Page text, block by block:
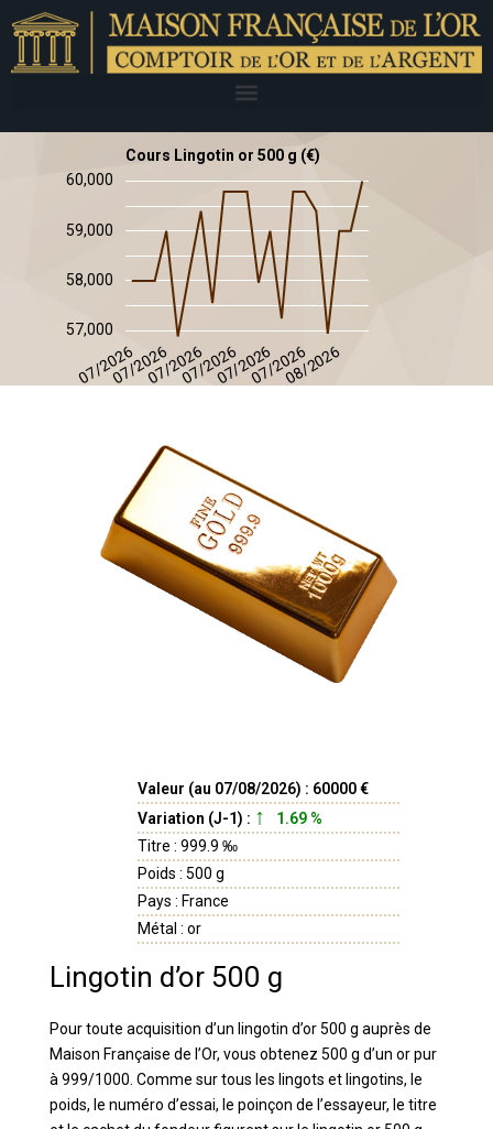
Cours Lingotin or 500 g (€)
07/202607/202607/202607/202607/202607/202608/2026
57,000
58,000
59,000
60,000
Valeur (au 07/08/2026) : 60000 €
Variation (J-1) :
1.69 %
Titre : 999.9 ‰
Poids : 500 g
Pays : France
Métal : or
Lingotin d’or 500 g
Pour toute acquisition d’un lingotin d’or 500 g auprès de
Maison Française de l’Or, vous obtenez 500 g d’un or pur
à 999/1000. Comme sur tous les lingots et lingotins, le
poids, le numéro d’essai, le poinçon de l’essayeur, le titre